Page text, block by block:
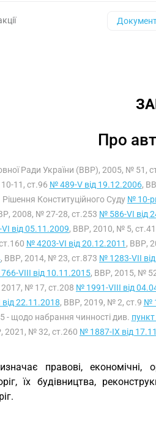
Про
Ради України (ВВР), 2005, № 51,
11, ст.96 № 489-V від 19.12.2006,
Конституційного Суду № 10-
2008, № 27-28, ст.253 № 586-VI від
від 05.11.2009, ВВР, 2010, № 5, ст.41
№ 4203-VI від 20.12.2011 , ВВР,
, ВВР, 2014, № 23, ст.873 № 1283-VII
VIII від 10.11.2015, ВВР, 2015, №
№ 17, ст.208 № 1991-VIII від
22.11.2018, ВВР, 2019, № 2, ст.9 №
- щодо набрання чинності див. пункт
2021, № 32, ст.260 № 1887-IX від
правові, економічні,
їх будівництва,